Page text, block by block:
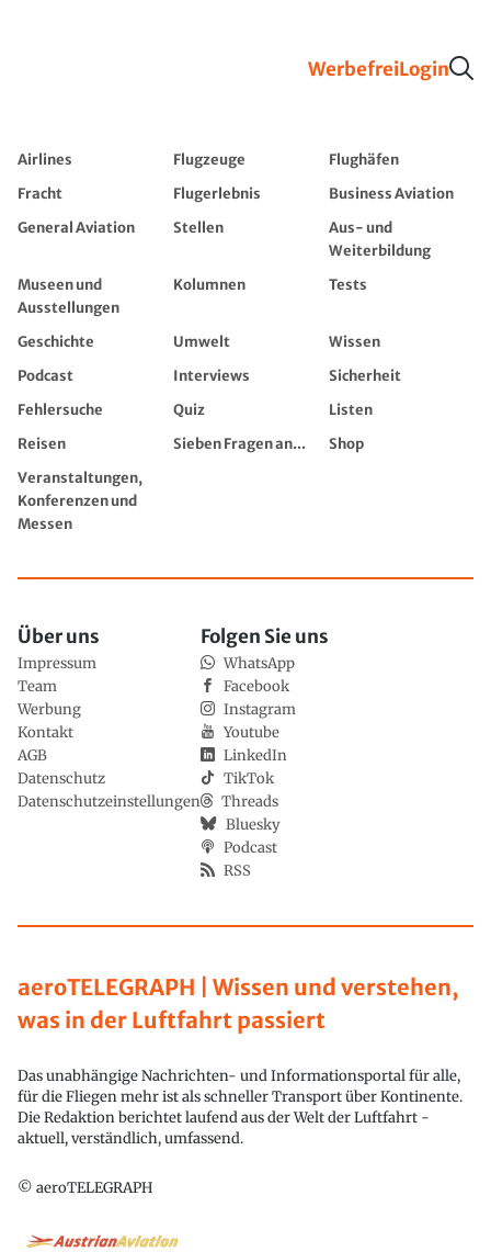
WerbefreiLogin
Airlines Flugzeuge
Flughäfen
Fracht
Flugerlebnis
Business Aviation
General Aviation
Stellen
Aus- und
Weiterbildung
Museen und
Ausstellungen
Kolumnen Tests
Geschichte Umwelt
Wissen
Podcast
Interviews
Sicherheit
Fehlersuche
Quiz
Listen
Reisen
Sieben Fragen an...
Shop
Veranstaltungen,
Konferenzen und
Messen
aeroTELEGRAPH | Wissen und verstehen,
was in der Luftfahrt passiert
Das unabhängige Nachrichten- und Informationsportal für alle,
für die Fliegen mehr ist als schneller Transport über Kontinente.
Die Redaktion berichtet laufend aus der Welt der Luftfahrt -
aktuell, verständlich, umfassend.
© aeroTELEGRAPH
Über uns
Impressum
Team
Werbung
Kontakt
AGB
Datenschutz
Datenschutzeinstellungen
Folgen Sie uns
WhatsApp
Facebook
Instagram
Youtube
LinkedIn
TikTok
Threads
Bluesky
Podcast
RSS